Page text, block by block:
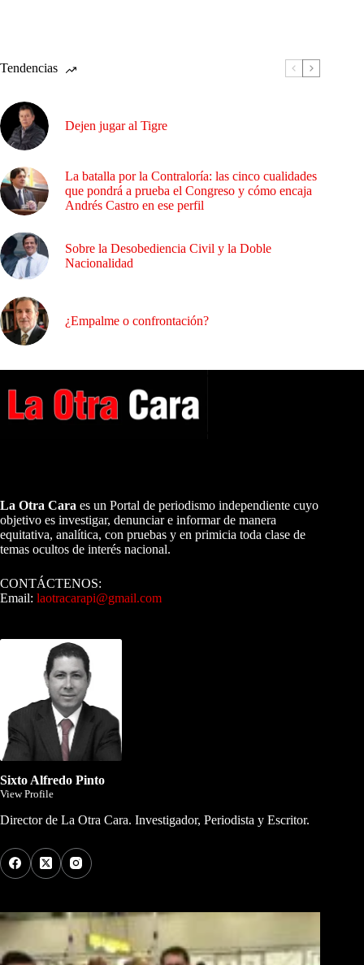
Tendencias
Dejen jugar al Tigre
La batalla por la Contraloría: las cinco cualidades
que pondrá a prueba el Congreso y cómo encaja
Andrés Castro en ese perfil
Sobre la Desobediencia Civil y la Doble
Nacionalidad
¿Empalme o confrontación?
La Otra Cara es un Portal de periodismo independiente cuyo
objetivo es investigar, denunciar e informar de manera
equitativa, analítica, con pruebas y en primicia toda clase de
temas ocultos de interés nacional.
CONTÁCTENOS:
Email: laotracarapi@gmail.com
Sixto Alfredo Pinto
View Profile
Director de La Otra Cara. Investigador, Periodista y Escritor.